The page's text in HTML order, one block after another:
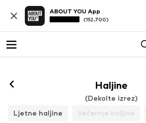
ABOUT YOU App
(152.700)
Haljine
(Dekolte izrez)
Ljetne haljine
Večernje haljine